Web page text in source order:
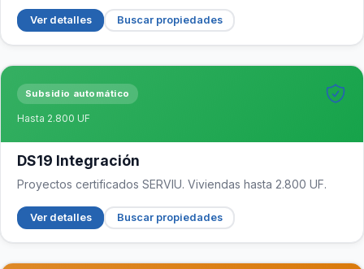
Ver detalles Buscar propiedades
Subsidio automático
Hasta 2.800 UF
DS19 Integración
Proyectos certificados SERVIU. Viviendas hasta 2.800 UF.
Ver detalles Buscar propiedades